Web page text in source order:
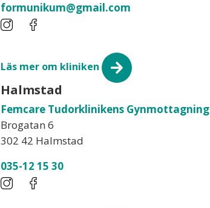
formunikum@gmail.com
Läs mer om kliniken
Halmstad
Femcare Tudorklinikens Gynmottagning
Brogatan 6
302 42 Halmstad
035-12 15 30